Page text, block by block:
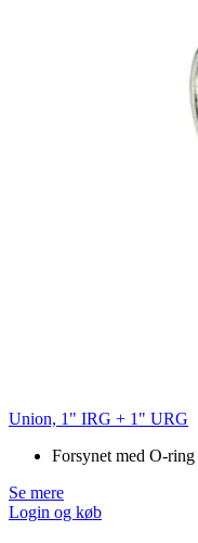
Union, 1" IRG + 1" URG
Forsynet med O-ring
Se mere
Login og køb